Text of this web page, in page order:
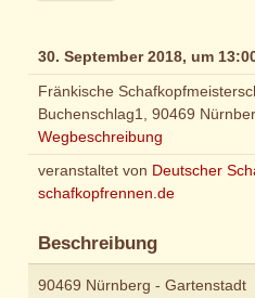
30. September 2018, um
Fränkische
Buchenschlag1, 90469
Wegbeschreibung
veranstaltet von Deutscher
schafkopfrennen.de
Beschreibung
90469 Nürnberg - Gartenstadt